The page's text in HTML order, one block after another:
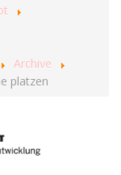
Archive
platzen